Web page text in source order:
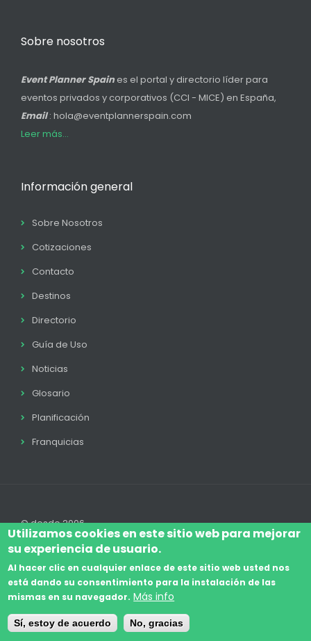
Sobre nosotros
Event Planner Spain es el portal y directorio líder para
eventos privados y corporativos (CCI - MICE) en España,
Email: hola@eventplannerspain.com
Leer más...
Información general
Sobre Nosotros
Cotizaciones
Contacto
Destinos
Directorio
Guía de Uso
Noticias
Glosario
Planificación
Franquicias
© desde 2006
Footer
menu
Aviso Legal Legal
Utilizamos cookies en este sitio web para mejorar
su experiencia de usuario.
Al hacer clic en cualquier enlace de este sitio web usted nos
está dando su consentimiento para la instalación de las
mismas en su navegador. Más info
Sí, estoy de acuerdo No, gracias